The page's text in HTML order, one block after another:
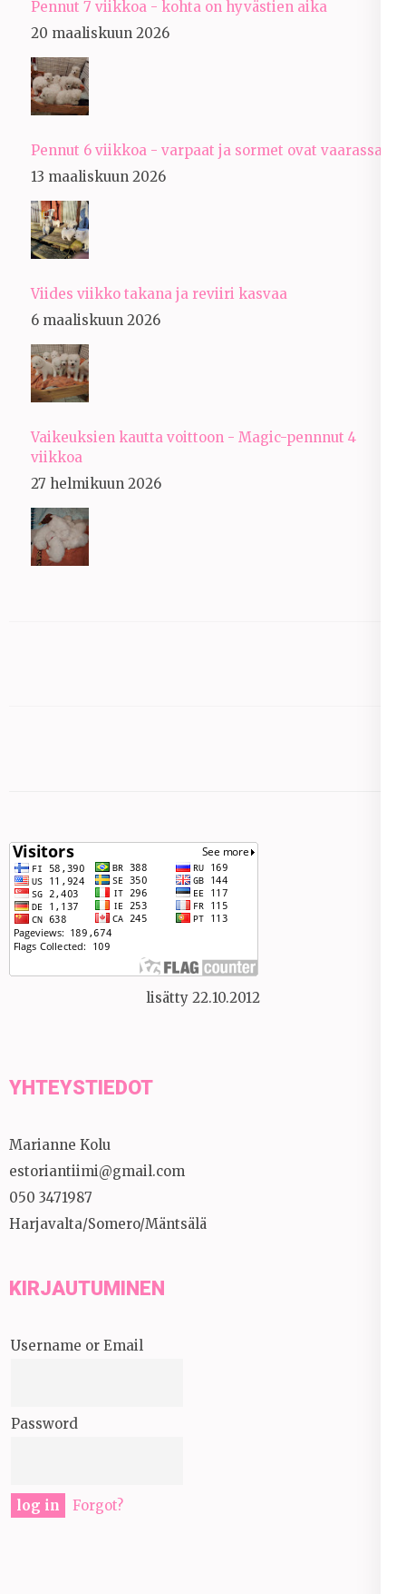
Pennut 7 viikkoa - kohta on hyvästien aika
20 maaliskuun 2026
Pennut 6 viikkoa - varpaat ja sormet ovat vaarassa
13 maaliskuun 2026
Viides viikko takana ja reviiri kasvaa
6 maaliskuun 2026
Vaikeuksien kautta voittoon - Magic-pennnut 4
viikkoa
27 helmikuun 2026
lisätty 22.10.2012
YHTEYSTIEDOT
Marianne Kolu
estoriantiimi@gmail.com
050 3471987
Harjavalta/Somero/Mäntsälä
KIRJAUTUMINEN
Username or Email
Password
Forgot?